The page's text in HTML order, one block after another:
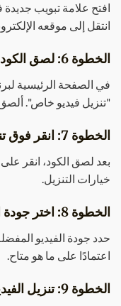
انتقل إلى موقعه
الخطوة 6: لصق الكود المصدر
"تنزيل فيديو خاص".
الخطوة 7: انقر فوق تنزيل
بعد لصق الكود، انقر على
خيارات التنزيل.
الخطوة 8: اختر جودة الفيديو الخاصة بك
اعتمادًا على ما هو متاح.
الخطوة 9: تنزيل الفيديو